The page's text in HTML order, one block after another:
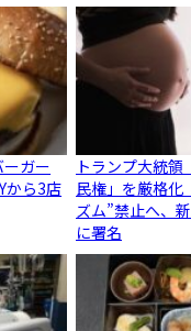
ガー
から3店
トランプ大統領
民権」を厳格
ズム”禁止へ、
に署名